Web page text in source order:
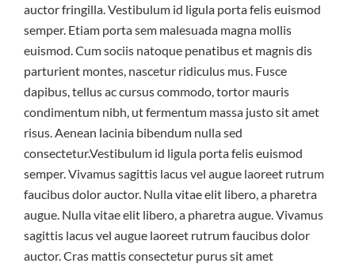
auctor fringilla. Vestibulum id ligula porta felis euismod
semper. Etiam porta sem malesuada magna mollis
euismod. Cum sociis natoque penatibus et magnis dis
parturient montes, nascetur ridiculus mus. Fusce
dapibus, tellus ac cursus commodo, tortor mauris
condimentum nibh, ut fermentum massa justo sit amet
risus. Aenean lacinia bibendum nulla sed
consectetur.Vestibulum id ligula porta felis euismod
semper. Vivamus sagittis lacus vel augue laoreet rutrum
faucibus dolor auctor. Nulla vitae elit libero, a pharetra
augue. Nulla vitae elit libero, a pharetra augue. Vivamus
sagittis lacus vel augue laoreet rutrum faucibus dolor
auctor. Cras mattis consectetur purus sit amet